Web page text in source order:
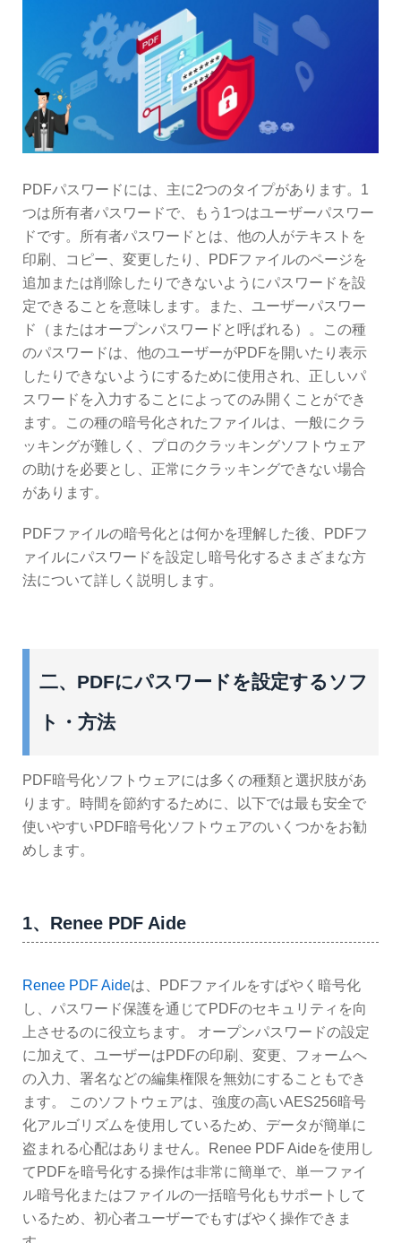
PDFパスワードには、主に2つのタイプがあります。1
つは所有者パスワードで、もう1つはユーザーパスワー
ドです。所有者パスワードとは、他の人がテキストを
印刷、コピー、変更したり、PDFファイルのページを
追加または削除したりできないようにパスワードを設
定できることを意味します。また、ユーザーパスワー
ド（またはオープンパスワードと呼ばれる）。この種
のパスワードは、他のユーザーがPDFを開いたり表示
したりできないようにするために使用され、正しいパ
スワードを入力することによってのみ開くことができ
ます。この種の暗号化されたファイルは、一般にクラ
ッキングが難しく、プロのクラッキングソフトウェア
の助けを必要とし、正常にクラッキングできない場合
があります。
PDFファイルの暗号化とは何かを理解した後、PDFフ
ァイルにパスワードを設定し暗号化するさまざまな方
法について詳しく説明します。
二、PDFにパスワードを設定するソフ
ト・方法
PDF暗号化ソフトウェアには多くの種類と選択肢があ
ります。時間を節約するために、以下では最も安全で
使いやすいPDF暗号化ソフトウェアのいくつかをお勧
めします。
1、Renee PDF Aide
Renee PDF Aideは、PDFファイルをすばやく暗号化
し、パスワード保護を通じてPDFのセキュリティを向
上させるのに役立ちます。 オープンパスワードの設定
に加えて、ユーザーはPDFの印刷、変更、フォームへ
の入力、署名などの編集権限を無効にすることもでき
ます。 このソフトウェアは、強度の高いAES256暗号
化アルゴリズムを使用しているため、データが簡単に
盗まれる心配はありません。Renee PDF Aideを使用し
てPDFを暗号化する操作は非常に簡単で、単一ファイ
ル暗号化またはファイルの一括暗号化もサポートして
いるため、初心者ユーザーでもすばやく操作できま